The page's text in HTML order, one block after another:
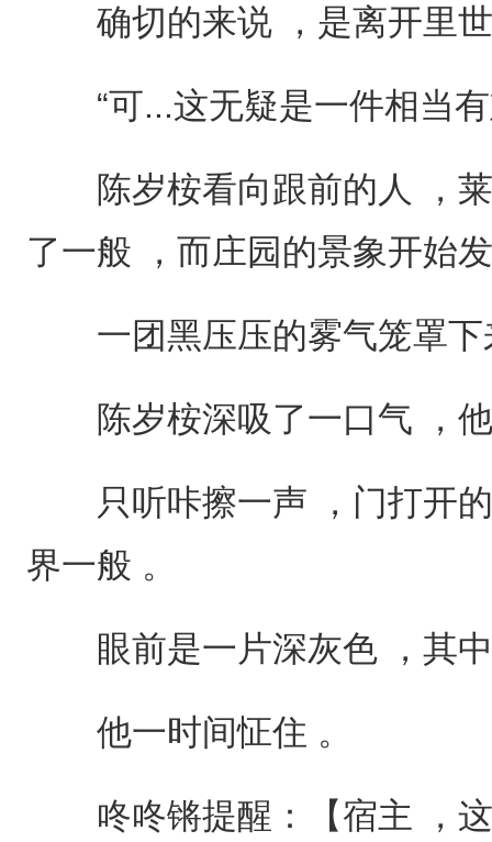
确切的来说 ，是离开里
“可...这无疑是一件相当有
陈岁桉看向跟前的人 ，莱
了一般 ，而庄园的景象开始
一团黑压压的雾气笼罩下
陈岁桉深吸了一口气 ，他
只听咔擦一声 ，门打开的
界一般 。
眼前是一片深灰色 ，其中
他一时间怔住 。
咚咚锵提醒：【宿主 ，这